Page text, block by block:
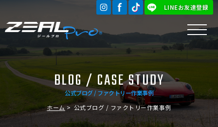
LINEお友達登録
公式ブログ / ファクトリー作業事例
BLOG / CASE STUDY
ホーム 公式ブログ / ファクトリー作業事例